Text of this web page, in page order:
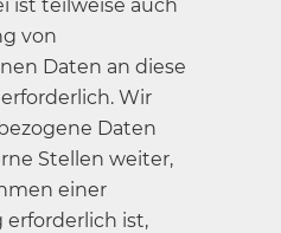
ist teilweise auch
von
Daten an diese
Wir
Daten
Stellen weiter,
einer
erforderlich ist,